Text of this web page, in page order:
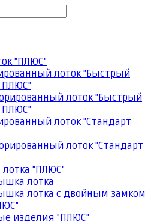
"ПЛЮС"
лоток "Быстрый
лоток "Быстрый
лоток "Стандарт
лоток "Стандарт
"ПЛЮС"
лотка
лотка с двойным замком
изделия "ПЛЮС"